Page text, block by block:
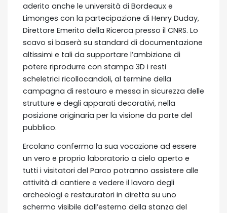
aderito anche le università di Bordeaux e
Limonges con la partecipazione di Henry Duday,
Direttore Emerito della Ricerca presso il CNRS. Lo
scavo si baserà su standard di documentazione
altissimi e tali da supportare l’ambizione di
potere riprodurre con stampa 3D i resti
scheletrici ricollocandoli, al termine della
campagna di restauro e messa in sicurezza delle
strutture e degli apparati decorativi, nella
posizione originaria per la visione da parte del
pubblico.
Ercolano conferma la sua vocazione ad essere
un vero e proprio laboratorio a cielo aperto e
tutti i visitatori del Parco potranno assistere alle
attività di cantiere e vedere il lavoro degli
archeologi e restauratori in diretta su uno
schermo visibile dall’esterno della stanza del